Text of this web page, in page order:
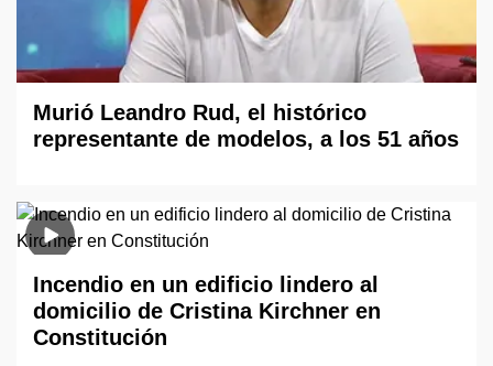
Murió Leandro Rud, el histórico
representante de modelos, a los 51 años
Incendio en un edificio lindero al
domicilio de Cristina Kirchner en
Constitución